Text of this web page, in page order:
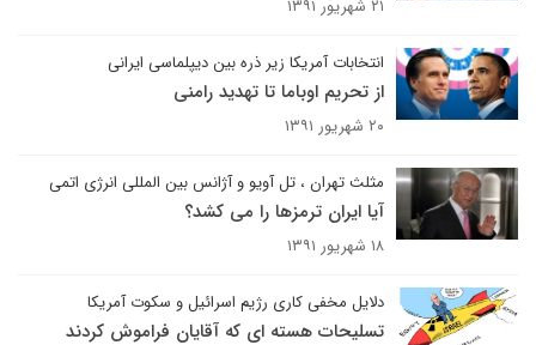
۲۱ شهریور ۱۳۹۱
انتخابات آمریکا زیر ذره بین دیپلماسی ایرانی
از تحریم اوباما تا تهدید رامنی
۲۰ شهریور ۱۳۹۱
مثلث تهران ، تل آویو و آژانس بین المللی انرژی اتمی
آیا ایران ترمزها را می کشد؟
۱۸ شهریور ۱۳۹۱
دلایل مخفی کاری رژیم اسرائیل و سکوت آمریکا
تسلیحات هسته ای که آقایان فراموش کردند